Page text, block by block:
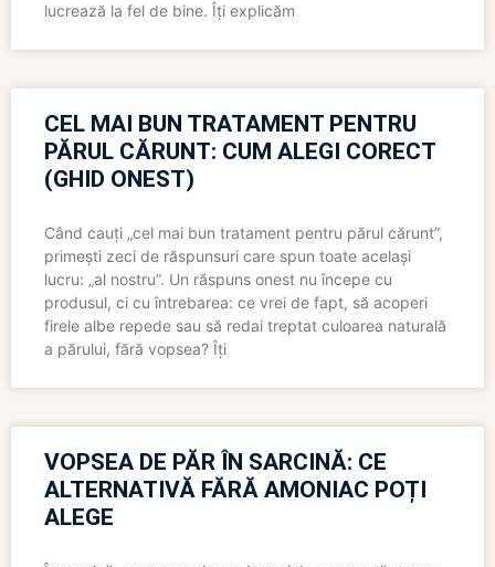
lucrează la fel de bine. Îți explicăm
CEL MAI BUN TRATAMENT PENTRU
PĂRUL CĂRUNT: CUM ALEGI CORECT
(GHID ONEST)
Când cauți „cel mai bun tratament pentru părul cărunt”,
primești zeci de răspunsuri care spun toate același
lucru: „al nostru”. Un răspuns onest nu începe cu
produsul, ci cu întrebarea: ce vrei de fapt, să acoperi
firele albe repede sau să redai treptat culoarea naturală
a părului, fără vopsea? Îți
VOPSEA DE PĂR ÎN SARCINĂ: CE
ALTERNATIVĂ FĂRĂ AMONIAC POȚI
ALEGE